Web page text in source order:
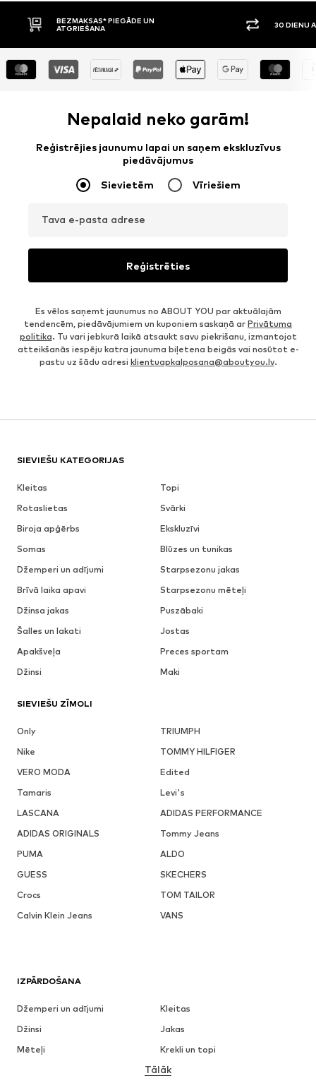
PIEGĀDE UN
30 DIENU ATGRIEŠANAS
Nepalaid neko garām!
Reģistrējies jaunumu lapai un saņem ekskluzīvus
piedāvājumus
Sievietēm Vīriešiem
Tava e-pasta adrese
Reģistrēties
Es vēlos saņemt jaunumus no ABOUT YOU par aktuālajām
tendencēm, piedāvājumiem un kuponiem saskaņā ar Privātuma
politika. Tu vari jebkurā laikā atsaukt savu piekrišanu, izmantojot
atteikšanās iespēju katra jaunuma biļetena beigās vai nosūtot e-
pastu uz šādu adresi klientuapkalposana@aboutyou.lv.
SIEVIEŠU KATEGORIJAS
Kleitas
Topi
Rotaslietas
Svārki
Biroja apģērbs
Ekskluzīvi
Somas
Blūzes un tunikas
Džemperi un adījumi
Starpsezonu jakas
Brīvā laika apavi
Starpsezonu mēteļi
Džinsa jakas
Puszābaki
Šalles un lakati
Jostas
Apakšveļa
Preces sportam
Džinsi
Maki
SIEVIEŠU ZĪMOLI
Only
TRIUMPH
Nike
TOMMY HILFIGER
VERO MODA
Edited
Tamaris
Levi's
LASCANA
ADIDAS PERFORMANCE
ADIDAS ORIGINALS
Tommy Jeans
PUMA
ALDO
GUESS
SKECHERS
Crocs
TOM TAILOR
Calvin Klein Jeans
VANS
IZPĀRDOŠANA
Džemperi un adījumi
Kleitas
Džinsi
Jakas
Mēteļi
Krekli un topi
Apakšveļa
Tālāk